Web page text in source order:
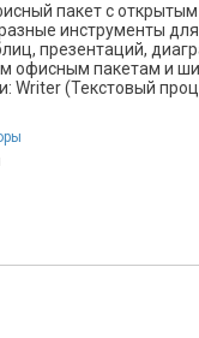
пакет с
инструменты
презентаций,
офисным пакетам и
(Текстовый